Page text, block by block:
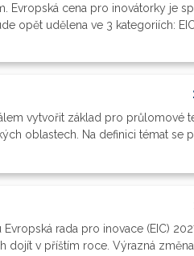
Evropská cena pro inovátorky je
opět udělena ve 3 kategoriích:
vytvořit základ pro průlomové
oblastech. Na definici témat se
rada pro inovace (EIC)
v příštím roce. Výrazná změna